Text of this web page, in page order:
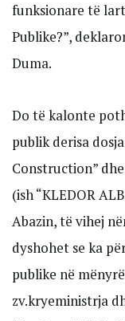
funksionare të
Publike?”,
Duma.
Do të kalonte
publik derisa
Construction” dhe
(ish “KLEDOR
Abazin, të vihej
dyshohet se ka
publike në
zv.kryeministrja